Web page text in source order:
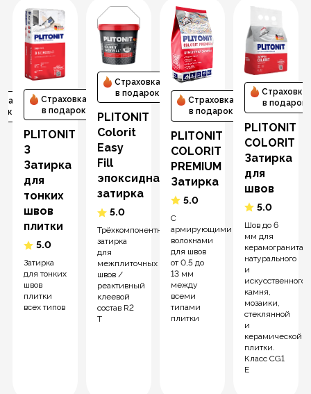
Страховка
в подарок
PLITONIT
З
Затирка
для
тонких
швов
плитки
5.0
Затирка
для тонких
швов
плитки
всех типов
Страховка
в подарок
PLITONIT
Colorit
Easy
Fill
эпоксидная
затирка
5.0
Трёхкомпонентная
затирка
для
межплиточных
швов /
реактивный
клеевой
состав R2
T
Страховка
в подарок
PLITONIT
СOLORIT
PREMIUM
Затирка
5.0
С
армирующими
волокнами
для швов
от 0,5 до
13 мм
между
всеми
типами
плитки
Страховка
в подарок
PLITONIT
COLORIT
Затирка
для
швов
5.0
Шов до 6
мм для
керамогранита,
натурального
и
искусственного
камня,
мозаики,
стеклянной
и
керамической
плитки.
Класс CG1
E